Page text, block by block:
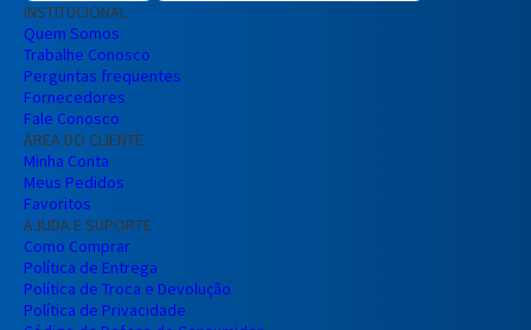
INSTITUCIONAL
Quem Somos
Trabalhe Conosco
Perguntas frequentes
Fornecedores
Fale Conosco
ÁREA DO CLIENTE
Minha Conta
Meus Pedidos
Favoritos
AJUDA E SUPORTE
Como Comprar
Política de Entrega
Política de Troca e Devolução
Política de Privacidade